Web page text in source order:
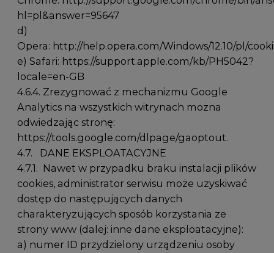
hl=pl&answer=95647
d)
Opera: http://help.opera.com/Windows/12.10/pl/
e) Safari: https://support.apple.com/kb/PH5042?
locale=en-GB
4.6.4. Zrezygnować z mechanizmu Google
Analytics na wszystkich witrynach można
odwiedzając stronę:
https://tools.google.com/dlpage/gaoptout.
4.7. DANE EKSPLOATACYJNE
4.7.1. Nawet w przypadku braku instalacji plików
cookies, administrator serwisu może uzyskiwać
dostęp do następujących danych
charakteryzujących sposób korzystania ze
strony www (dalej: inne dane eksploatacyjne):
a) numer ID przydzielony urządzeniu osoby